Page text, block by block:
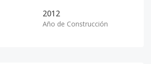
2012
Año de Construcción